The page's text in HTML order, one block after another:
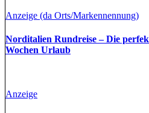
Anzeige (da Orts/Markennennung)
Norditalien Rundreise – Die
Wochen Urlaub
Anzeige